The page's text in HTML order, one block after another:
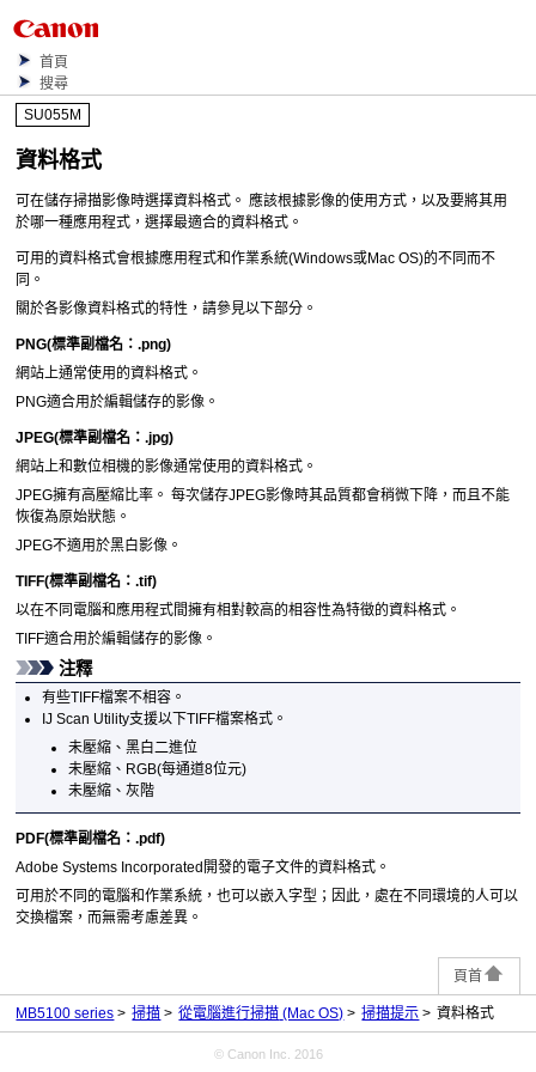
首頁
搜尋
SU055M
資料格式
可在儲存掃描影像時選擇資料格式。 應該根據影像的使用方式，以及要將其用
於哪一種應用程式，選擇最適合的資料格式。
可用的資料格式會根據應用程式和作業系統(Windows或Mac OS)的不同而不
同。
關於各影像資料格式的特性，請參見以下部分。
PNG(標準副檔名：.png)
網站上通常使用的資料格式。
PNG適合用於編輯儲存的影像。
JPEG(標準副檔名：.jpg)
網站上和數位相機的影像通常使用的資料格式。
JPEG擁有高壓縮比率。 每次儲存JPEG影像時其品質都會稍微下降，而且不能
恢復為原始狀態。
JPEG不適用於黑白影像。
TIFF(標準副檔名：.tif)
以在不同電腦和應用程式間擁有相對較高的相容性為特徵的資料格式。
TIFF適合用於編輯儲存的影像。
注釋
有些TIFF檔案不相容。
IJ Scan Utility支援以下TIFF檔案格式。
未壓縮、黑白二進位
未壓縮、RGB(每通道8位元)
未壓縮、灰階
PDF(標準副檔名：.pdf)
Adobe Systems Incorporated 開發的電子文件的資料格式。
可用於不同的電腦和作業系統，也可以嵌入字型；因此，處在不同環境的人可以
交換檔案，而無需考慮差異。
頁首
MB5100 series 掃描 從電腦進行掃描 (Mac OS) 掃描提示 資料格式
© Canon Inc. 2016